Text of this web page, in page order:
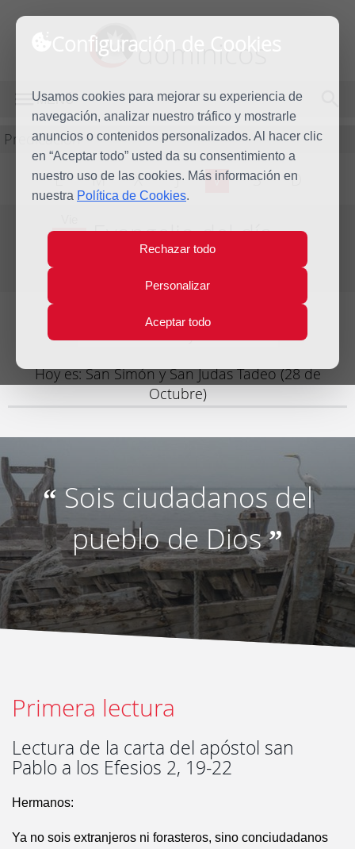
Configuración de Cookies
Usamos cookies para mejorar su experiencia de
navegación, analizar nuestro tráfico y mostrarle
anuncios o contenidos personalizados. Al hacer clic
en “Aceptar todo” usted da su consentimiento a
nuestro uso de las cookies. Más información en
nuestra Política de Cookies.
Rechazar todo
Personalizar
Aceptar todo
dominicos
MENÚ
Predicación
L M X J V S D
28 Evangelio del día
Lecturas del día y comentario
Hoy es: San Simón y San Judas Tadeo (28 de
Octubre)
“ Sois ciudadanos del
pueblo de Dios”
Primera lectura
Lectura de la carta del apóstol san
Pablo a los Efesios 2, 19-22
Hermanos:
Ya no sois extranjeros ni forasteros, sino conciudadanos